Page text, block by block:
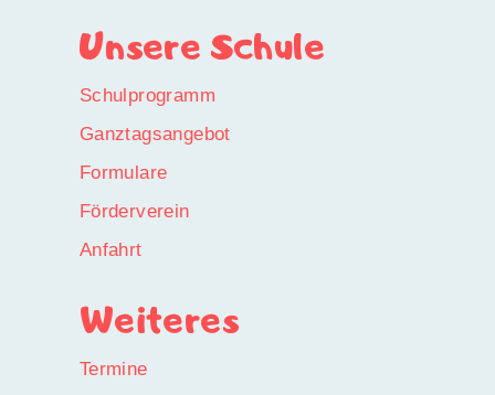
Unsere Schule
Schulprogramm
Ganztagsangebot
Formulare
Förderverein
Anfahrt
Weiteres
Termine